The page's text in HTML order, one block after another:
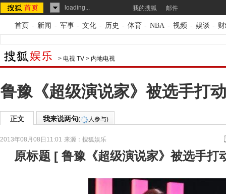
loading... 我的搜狐 邮件
首页 - 新闻 - 军事 - 文化 - 历史 - 体育 - NBA - 视频 - 娱谈 -
> 电视 TV > 内地电视
鲁豫《超级演说家》被选手打
正文 我来说两句( 人参与)
2013年08月08日11:01 来源： 搜狐娱乐
原标题 [ 鲁豫《超级演说家》被选手打